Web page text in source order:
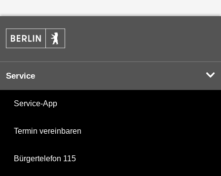
Service
Service-App
Termin vereinbaren
Bürgertelefon 115